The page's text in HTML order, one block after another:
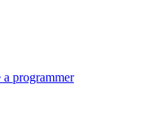
programmer